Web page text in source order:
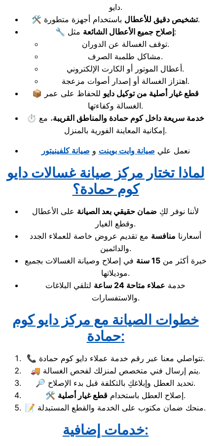
دايو.
🛠️
تشخيص دقيق للأعطالباستخدام أجهزة متطورة.
🔧
إصلاح جميع الأعطال الشائعةمثل:
توقف الغسالة عن الدوران.
مشاكل طلمبة الصرف.
أعطال الموتور أو الكارت الإلكتروني.
اهتزاز الغسالة أو إصدار أصوات مزعجة.
📦
قطع غيار أصلية من توكيل دايو للحفاظ على عمر
الغسالة وكفاءتها.
⏱️
خدمة سريعة داخل كوم حمادة والمناطق القريبة، مع
إمكانية المعاينة الفورية بالمنزل.
نعمل علي صيانة وايت بوينت و صيانة كلفينيتور
لماذا تختار مركز صيانة غسالات دايو
كوم حمادة؟
لأننا نوفر لكِ ضمان حقيقي بعد الصيانة على الأعطال
وقطع الغيار.
أسعارنا منافسة مع تقديم عروض خاصة للعملاء الجدد
والدائمين.
خبرة أكثر من15 سنة
في إصلاح وصيانة الغسالات بجميع
موديلاتها.
خدمة عملاء متاحة 24 ساعة
لتلقي البلاغات
والاستفسارات.
خطوات الصيانة مع مركز دايو كوم
حمادة:
📞 تتواصلي معنا عبر رقم خدمة عملاء دايو كوم حمادة.
🚚 يتم إرسال فني متخصص لمنزلك لفحص الغسالة.
🔎 تحديد العطل وإبلاغكِ بالتكلفة قبل بدء الإصلاح.
🛠️ إصلاح العطل باستخدام قطع غيار أصلية
.
📝 منحك ضمان مكتوب على الخدمة والقطع المستبدلة.
خدمات إضافية: